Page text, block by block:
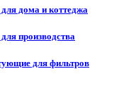
дома и коттеджа
производства
для фильтров